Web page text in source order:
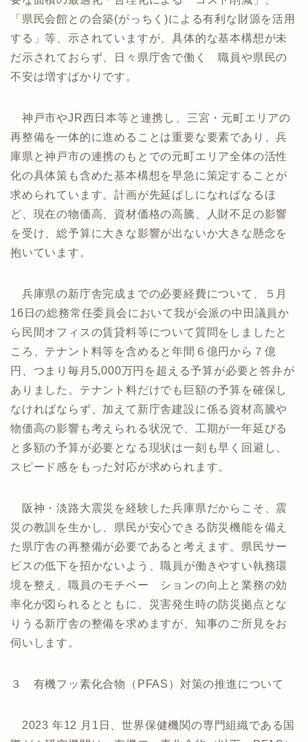
「県民会館との合築(がっちく)による有利な財源を活用
する」等、示されていますが、具体的な基本構想が未
だ示されておらず、日々県庁舎で働く 職員や県民の
不安は増すばかりです。
神戸市やJR西日本等と連携し、三宮・元町エリアの
再整備を一体的に進めることは重要な要素であり、兵
庫県と神戸市の連携のもとでの元町エリア全体の活性
化の具体策も含めた基本構想を早急に策定することが
求められています。計画が先延ばしになればなるほ
ど、現在の物価高、資材価格の高騰、人財不足の影響
を受け、総予算に大きな影響が出ないか大きな懸念を
抱いています。
兵庫県の新庁舎完成までの必要経費について、５月
16日の総務常任委員会において我が会派の中田議員か
ら民間オフィスの賃貸料等について質問をしましたと
ころ、テナント料等を含めると年間６億円から７億
円、つまり毎月5,000万円を超える予算が必要と答弁が
ありました。テナント料だけでも巨額の予算を確保し
なければならず、加えて新庁舎建設に係る資材高騰や
物価高の影響も考えられる状況で、工期が一年延びる
と多額の予算が必要となる現状は一刻も早く回避し、
スピード感をもった対応が求められます。
阪神・淡路大震災を経験した兵庫県だからこそ、震
災の教訓を生かし、県民が安心できる防災機能を備え
た県庁舎の再整備が必要であると考えます。県民サー
ビスの低下を招かないよう、職員が働きやすい執務環
境を整え、職員のモチベー ションの向上と業務の効
率化が図られるとともに、災害発生時の防災拠点とな
りうる新庁舎の整備を求めますが、知事のご所見をお
伺いします。
３ 有機フッ素化合物（PFAS）対策の推進について
2023 年12 月1日、世界保健機関の専門組織である国